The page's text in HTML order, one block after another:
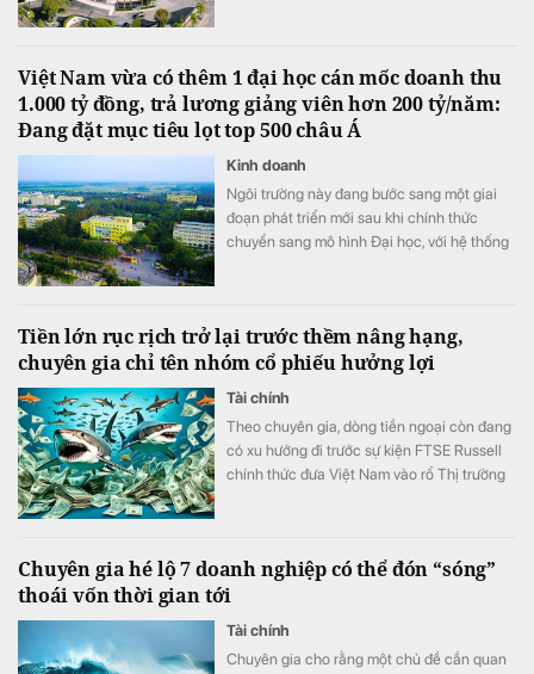
Việt Nam vừa có thêm 1 đại học cán mốc doanh thu
1.000 tỷ đồng, trả lương giảng viên hơn 200 tỷ/năm:
Đang đặt mục tiêu lọt top 500 châu Á
Kinh doanh
Ngôi trường này đang bước sang một giai
đoạn phát triển mới sau khi chính thức
chuyển sang mô hình Đại học, với hệ thống
Tiền lớn rục rịch trở lại trước thềm nâng hạng,
chuyên gia chỉ tên nhóm cổ phiếu hưởng lợi
Tài chính
Theo chuyên gia, dòng tiền ngoại còn đang
có xu hướng đi trước sự kiện FTSE Russell
chính thức đưa Việt Nam vào rổ Thị trường
Chuyên gia hé lộ 7 doanh nghiệp có thể đón “sóng”
thoái vốn thời gian tới
Tài chính
Chuyên gia cho rằng một chủ đề cần quan